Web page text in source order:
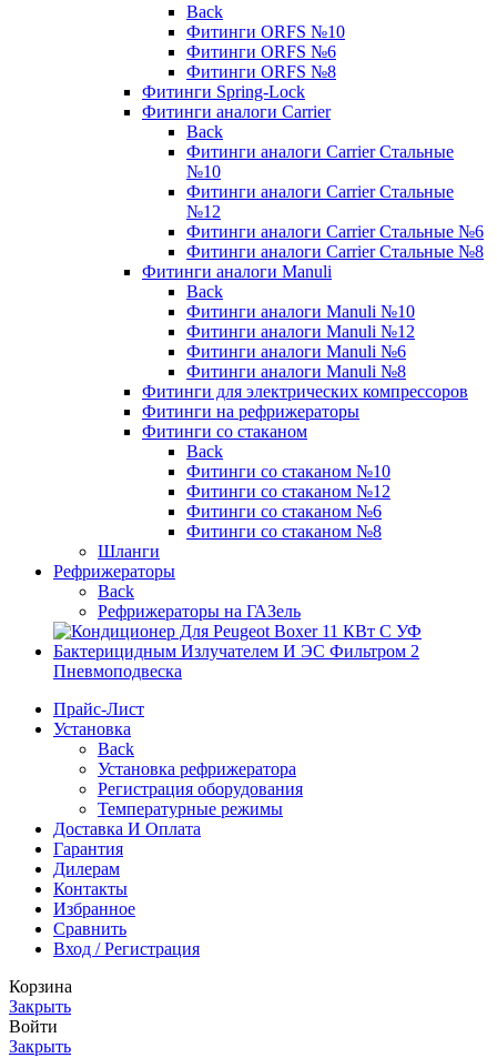
Back
Фитинги ORFS №10
Фитинги ORFS №6
Фитинги ORFS №8
Фитинги Spring-Lock
Фитинги аналоги Carrier
Back
Фитинги аналоги Carrier Стальные
№10
Фитинги аналоги Carrier Стальные
№12
Фитинги аналоги Carrier Стальные №6
Фитинги аналоги Carrier Стальные №8
Фитинги аналоги Manuli
Back
Фитинги аналоги Manuli №10
Фитинги аналоги Manuli №12
Фитинги аналоги Manuli №6
Фитинги аналоги Manuli №8
Фитинги для электрических компрессоров
Фитинги на рефрижераторы
Фитинги со стаканом
Back
Фитинги со стаканом №10
Фитинги со стаканом №12
Фитинги со стаканом №6
Фитинги со стаканом №8
Шланги
Рефрижераторы
Back
Рефрижераторы на ГАЗель
Пневмоподвеска
Прайс-Лист
Установка
Back
Установка рефрижератора
Регистрация оборудования
Температурные режимы
Доставка И Оплата
Гарантия
Дилерам
Контакты
Избранное
Сравнить
Вход / Регистрация
Корзина
Закрыть
Войти
Закрыть